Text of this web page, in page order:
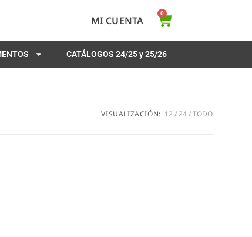
MI CUENTA
0
CATÁLOGOS 24/25 y 25/26
VISUALIZACIÓN: 12 24 TODO